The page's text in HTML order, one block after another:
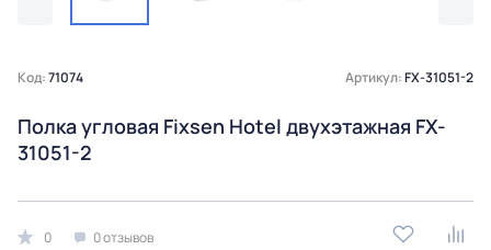
Код:71074 Артикул:FX-31051-2
Полка угловая Fixsen Hotel двухэтажная FX-
31051-2
0 0 отзывов